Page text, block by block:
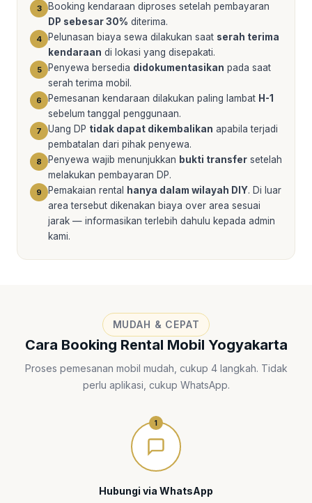
3
Booking kendaraan diproses setelah pembayaran
DP sebesar 30% diterima.
4 Pelunasan biaya sewa dilakukan saat serah terima
kendaraan di lokasi yang disepakati.
5 Penyewa bersedia didokumentasikan pada saat
serah terima mobil.
6 Pemesanan kendaraan dilakukan paling lambat H-1
sebelum tanggal penggunaan.
7 Uang DP tidak dapat dikembalikan apabila terjadi
pembatalan dari pihak penyewa.
8 Penyewa wajib menunjukkan bukti transfer setelah
melakukan pembayaran DP.
9 Pemakaian rental hanya dalam wilayah DIY. Di luar
area tersebut dikenakan biaya over area sesuai
jarak — informasikan terlebih dahulu kepada admin
kami.
MUDAH & CEPAT
Cara Booking Rental Mobil Yogyakarta
Proses pemesanan mobil mudah, cukup 4 langkah. Tidak
perlu aplikasi, cukup WhatsApp.
1
Hubungi via WhatsApp